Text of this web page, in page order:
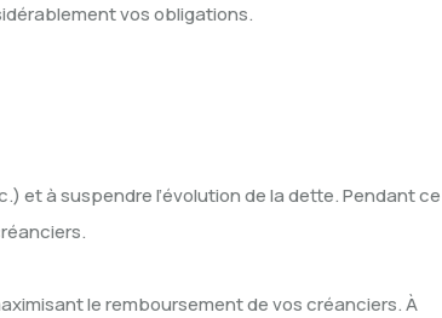
vos obligations.
et à suspendre l’évolution de la dette. Pendant ce
le remboursement de vos créanciers. À